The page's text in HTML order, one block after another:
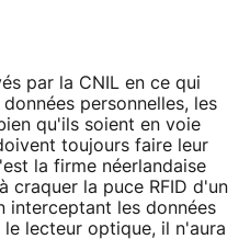
par la CNIL en ce qui
personnelles, les
qu'ils soient en voie
toujours faire leur
la firme néerlandaise
craquer la puce RFID d'un
interceptant les données
lecteur optique, il n'aura